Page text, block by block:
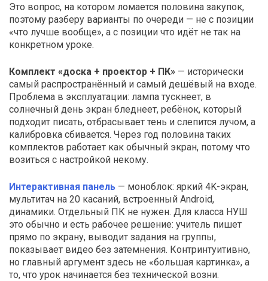
Это вопрос, на котором ломается половина закупок,
поэтому разберу варианты по очереди — не с позиции
«что лучше вообще», а с позиции что идёт не так на
конкретном уроке.
Комплект «доска + проектор + ПК» — исторически
самый распространённый и самый дешёвый на входе.
Проблема в эксплуатации: лампа тускнеет, в
солнечный день экран бледнеет, ребёнок, который
подходит писать, отбрасывает тень и слепится лучом, а
калибровка сбивается. Через год половина таких
комплектов работает как обычный экран, потому что
возиться с настройкой некому.
Интерактивная панель — моноблок: яркий 4K-экран,
мультитач на 20 касаний, встроенный Android,
динамики. Отдельный ПК не нужен. Для класса НУШ
это обычно и есть рабочее решение: учитель пишет
прямо по экрану, выводит задания на группы,
показывает видео без затемнения. Контринтуитивно,
но главный аргумент здесь не «большая картинка», а
то, что урок начинается без технической возни.